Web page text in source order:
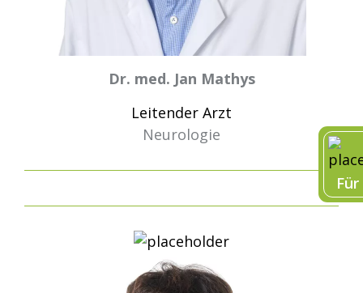
Dr. med. Jan Mathys
Leitender Arzt
Neurologie